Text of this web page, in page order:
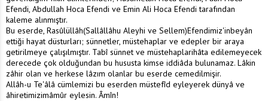
Efendi, Abdullah Hoca Efendi ve Emin Ali Hoca Efendi tarafından
kaleme alınmıştır.
Bu eserde, Rasûlüllâh(Sallâllâhu Aleyhi ve Sellem)Efendimiz'inbeyân
ettiği hayat düsturları; sünnetler, müstehaplar ve edepler bir araya
getirilmeye çalışılmıştır. Tabî sünnet ve müstehaplarihâta edilemeyecek
derecede çok olduğundan bu hususta kimse iddiâda bulunamaz. Lâkin
zâhir olan ve herkese lâzım olanlar bu eserde cemedilmişir.
Allâh-u Te'âlâ cümlemizi bu eserden müstefîd eyleyerek dünyâ ve
âhiretimizimâmûr eylesin. Âmîn!